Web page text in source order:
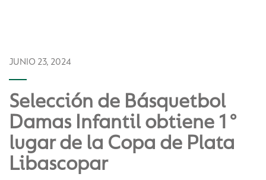
JUNIO 23, 2024
Selección de Básquetbol
Damas Infantil obtiene 1°
lugar de la Copa de Plata
Libascopar